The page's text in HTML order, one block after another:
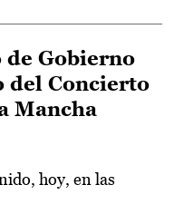
de Gobierno
del Concierto
Mancha
hoy, en las